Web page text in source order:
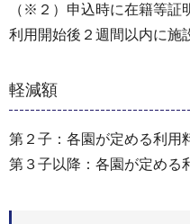
（※２）申込時に在籍等証
利用開始後２週間以内に施
軽減額
第２子：各園が定める利用
第３子以降：各園が定める